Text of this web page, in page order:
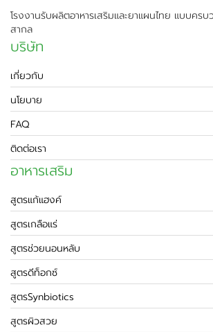
โรงงานรับผลิตอาหารเสริมและยาแผนไทย แบบคร
สากล
บริษัท
เกี่ยวกับ
นโยบาย
FAQ
ติดต่อเรา
อาหารเสริม
สูตรแก้แฮงค์
สูตรเกลือแร่
สูตรช่วยนอนหลับ
สูตรดีท็อกซ์
สูตรSynbiotics
สูตรผิวสวย